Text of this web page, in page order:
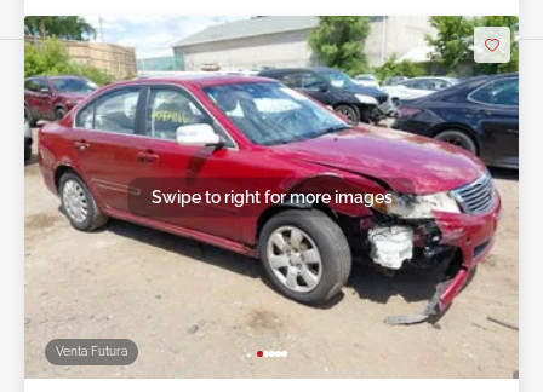
Venta Futura
Swipe to right for more images